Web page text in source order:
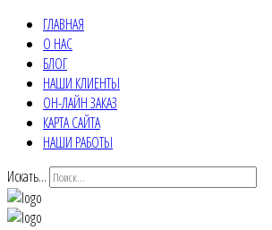
ГЛАВНАЯ
О НАС
БЛОГ
НАШИ КЛИЕНТЫ
ОН-ЛАЙН ЗАКАЗ
КАРТА САЙТА
НАШИ РАБОТЫ
Искать...